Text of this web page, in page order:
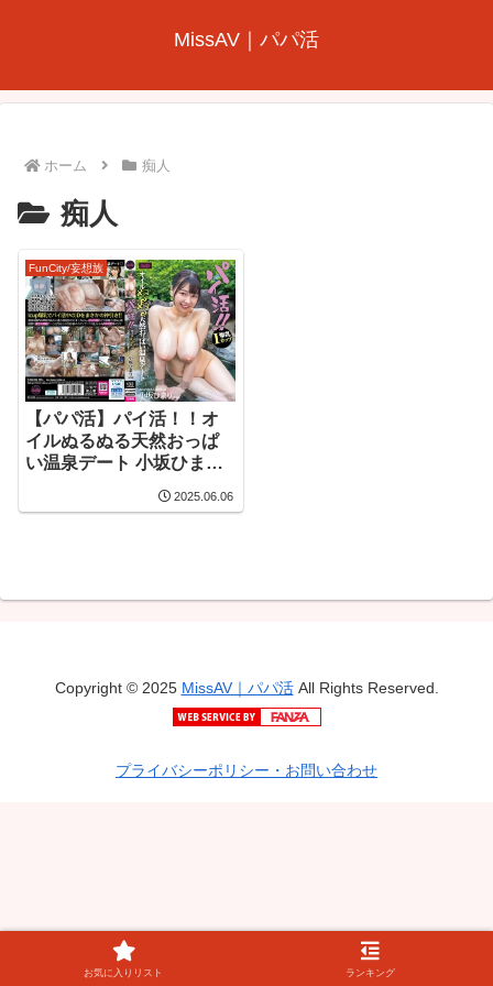
MissAV｜パパ活
ホーム 痴人
痴人
FunCity/妄想族
【パパ活】パイ活！！オ
イルぬるぬる天然おっぱ
い温泉デート 小坂ひまり
2025.06.06
Copyright © 2025 MissAV｜パパ活All Rights Reserved.
プライバシーポリシー・お問い合わせ
お気に入りリスト ランキング